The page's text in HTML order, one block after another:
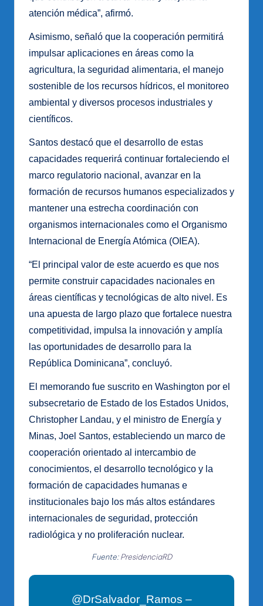
atención médica”, afirmó.
Asimismo, señaló que la cooperación permitirá
impulsar aplicaciones en áreas como la
agricultura, la seguridad alimentaria, el manejo
sostenible de los recursos hídricos, el monitoreo
ambiental y diversos procesos industriales y
científicos.
Santos destacó que el desarrollo de estas
capacidades requerirá continuar fortaleciendo el
marco regulatorio nacional, avanzar en la
formación de recursos humanos especializados y
mantener una estrecha coordinación con
organismos internacionales como el Organismo
Internacional de Energía Atómica (OIEA).
“El principal valor de este acuerdo es que nos
permite construir capacidades nacionales en
áreas científicas y tecnológicas de alto nivel. Es
una apuesta de largo plazo que fortalece nuestra
competitividad, impulsa la innovación y amplía
las oportunidades de desarrollo para la
República Dominicana”, concluyó.
El memorando fue suscrito en Washington por el
subsecretario de Estado de los Estados Unidos,
Christopher Landau, y el ministro de Energía y
Minas, Joel Santos, estableciendo un marco de
cooperación orientado al intercambio de
conocimientos, el desarrollo tecnológico y la
formación de capacidades humanas e
institucionales bajo los más altos estándares
internacionales de seguridad, protección
radiológica y no proliferación nuclear.
Fuente:PresidenciaRD
@DrSalvador_Ramos –